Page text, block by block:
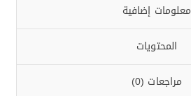
معلومات إضافية
المحتويات
مراجعات (0)